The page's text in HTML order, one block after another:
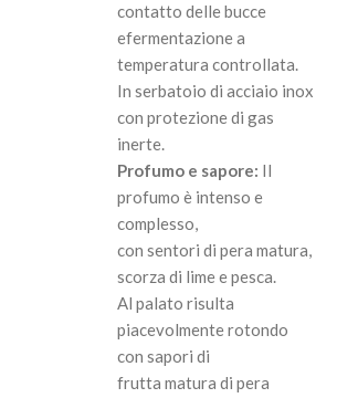
contatto delle bucce
efermentazione a
temperatura controllata.
In serbatoio di acciaio inox
con protezione di gas
inerte.
Profumo e sapore: Il
profumo è intenso e
complesso,
con sentori di pera matura,
scorza di lime e pesca.
Al palato risulta
piacevolmente rotondo
con sapori di
frutta matura di pera